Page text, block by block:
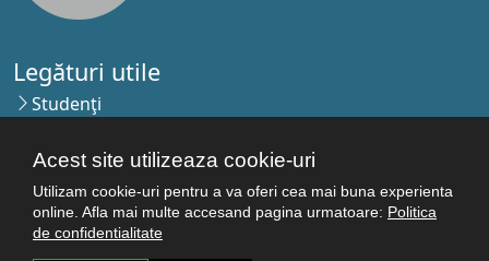
Acest site utilizeaza cookie-uri
Utilizam cookie-uri pentru a va oferi cea mai buna experienta
online. Afla mai multe accesand pagina urmatoare: Politica
de confidentialitate
Legături utile
Studenţi
Cercetare
Termeni şi condiţii
Politica de confidenţialitate
Autentificare